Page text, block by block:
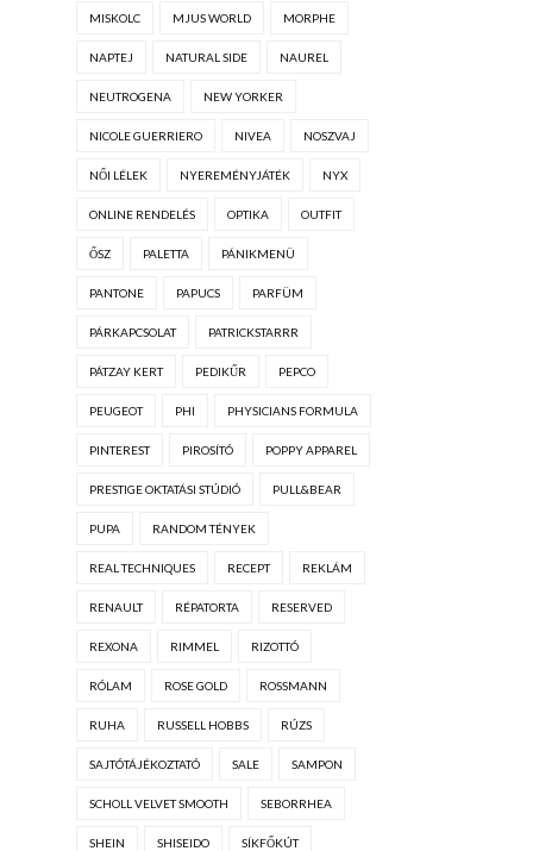
MISKOLC MJUS WORLD MORPHE
NAPTEJ NATURAL SIDE NAUREL
NEUTROGENA NEW YORKER
NICOLE GUERRIERO NIVEA NOSZVAJ
NŐI LÉLEK NYEREMÉNYJÁTÉK NYX
ONLINE RENDELÉS OPTIKA OUTFIT
ŐSZ PALETTA PÁNIKMENÜ
PANTONE PAPUCS PARFÜM
PÁRKAPCSOLAT PATRICKSTARRR
PÁTZAY KERT PEDIKŰR PEPCO
PEUGEOT PHI PHYSICIANS FORMULA
PINTEREST PIROSÍTÓ POPPY APPAREL
PRESTIGE OKTATÁSI STÚDIÓ PULL&BEAR
PUPA RANDOM TÉNYEK
REAL TECHNIQUES RECEPT REKLÁM
RENAULT RÉPATORTA RESERVED
REXONA RIMMEL RIZOTTÓ
RÓLAM ROSE GOLD ROSSMANN
RUHA RUSSELL HOBBS RÚZS
SAJTÓTÁJÉKOZTATÓ SALE SAMPON
SCHOLL VELVET SMOOTH SEBORRHEA
SHEIN SHISEIDO SÍKFŐKÚT